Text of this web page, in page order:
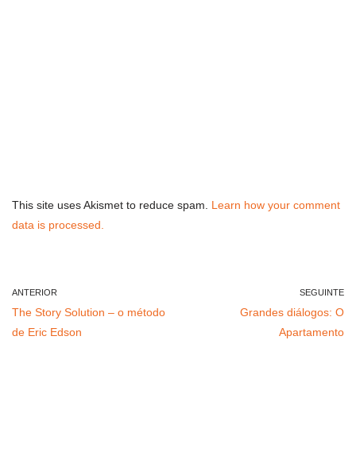
This site uses Akismet to reduce spam. Learn how your comment
data is processed.
ANTERIOR
The Story Solution – o método
de Eric Edson
SEGUINTE
Grandes diálogos: O
Apartamento